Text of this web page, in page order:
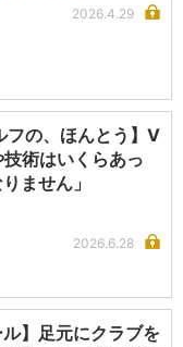
2026.4.29
フの、ほんとう】V
術はいくらあっ
ません」
2026.6.28
ル】足元にクラブを